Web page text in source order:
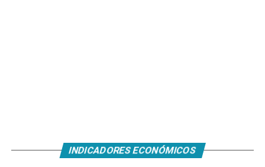
INDICADORES ECONÓMICOS